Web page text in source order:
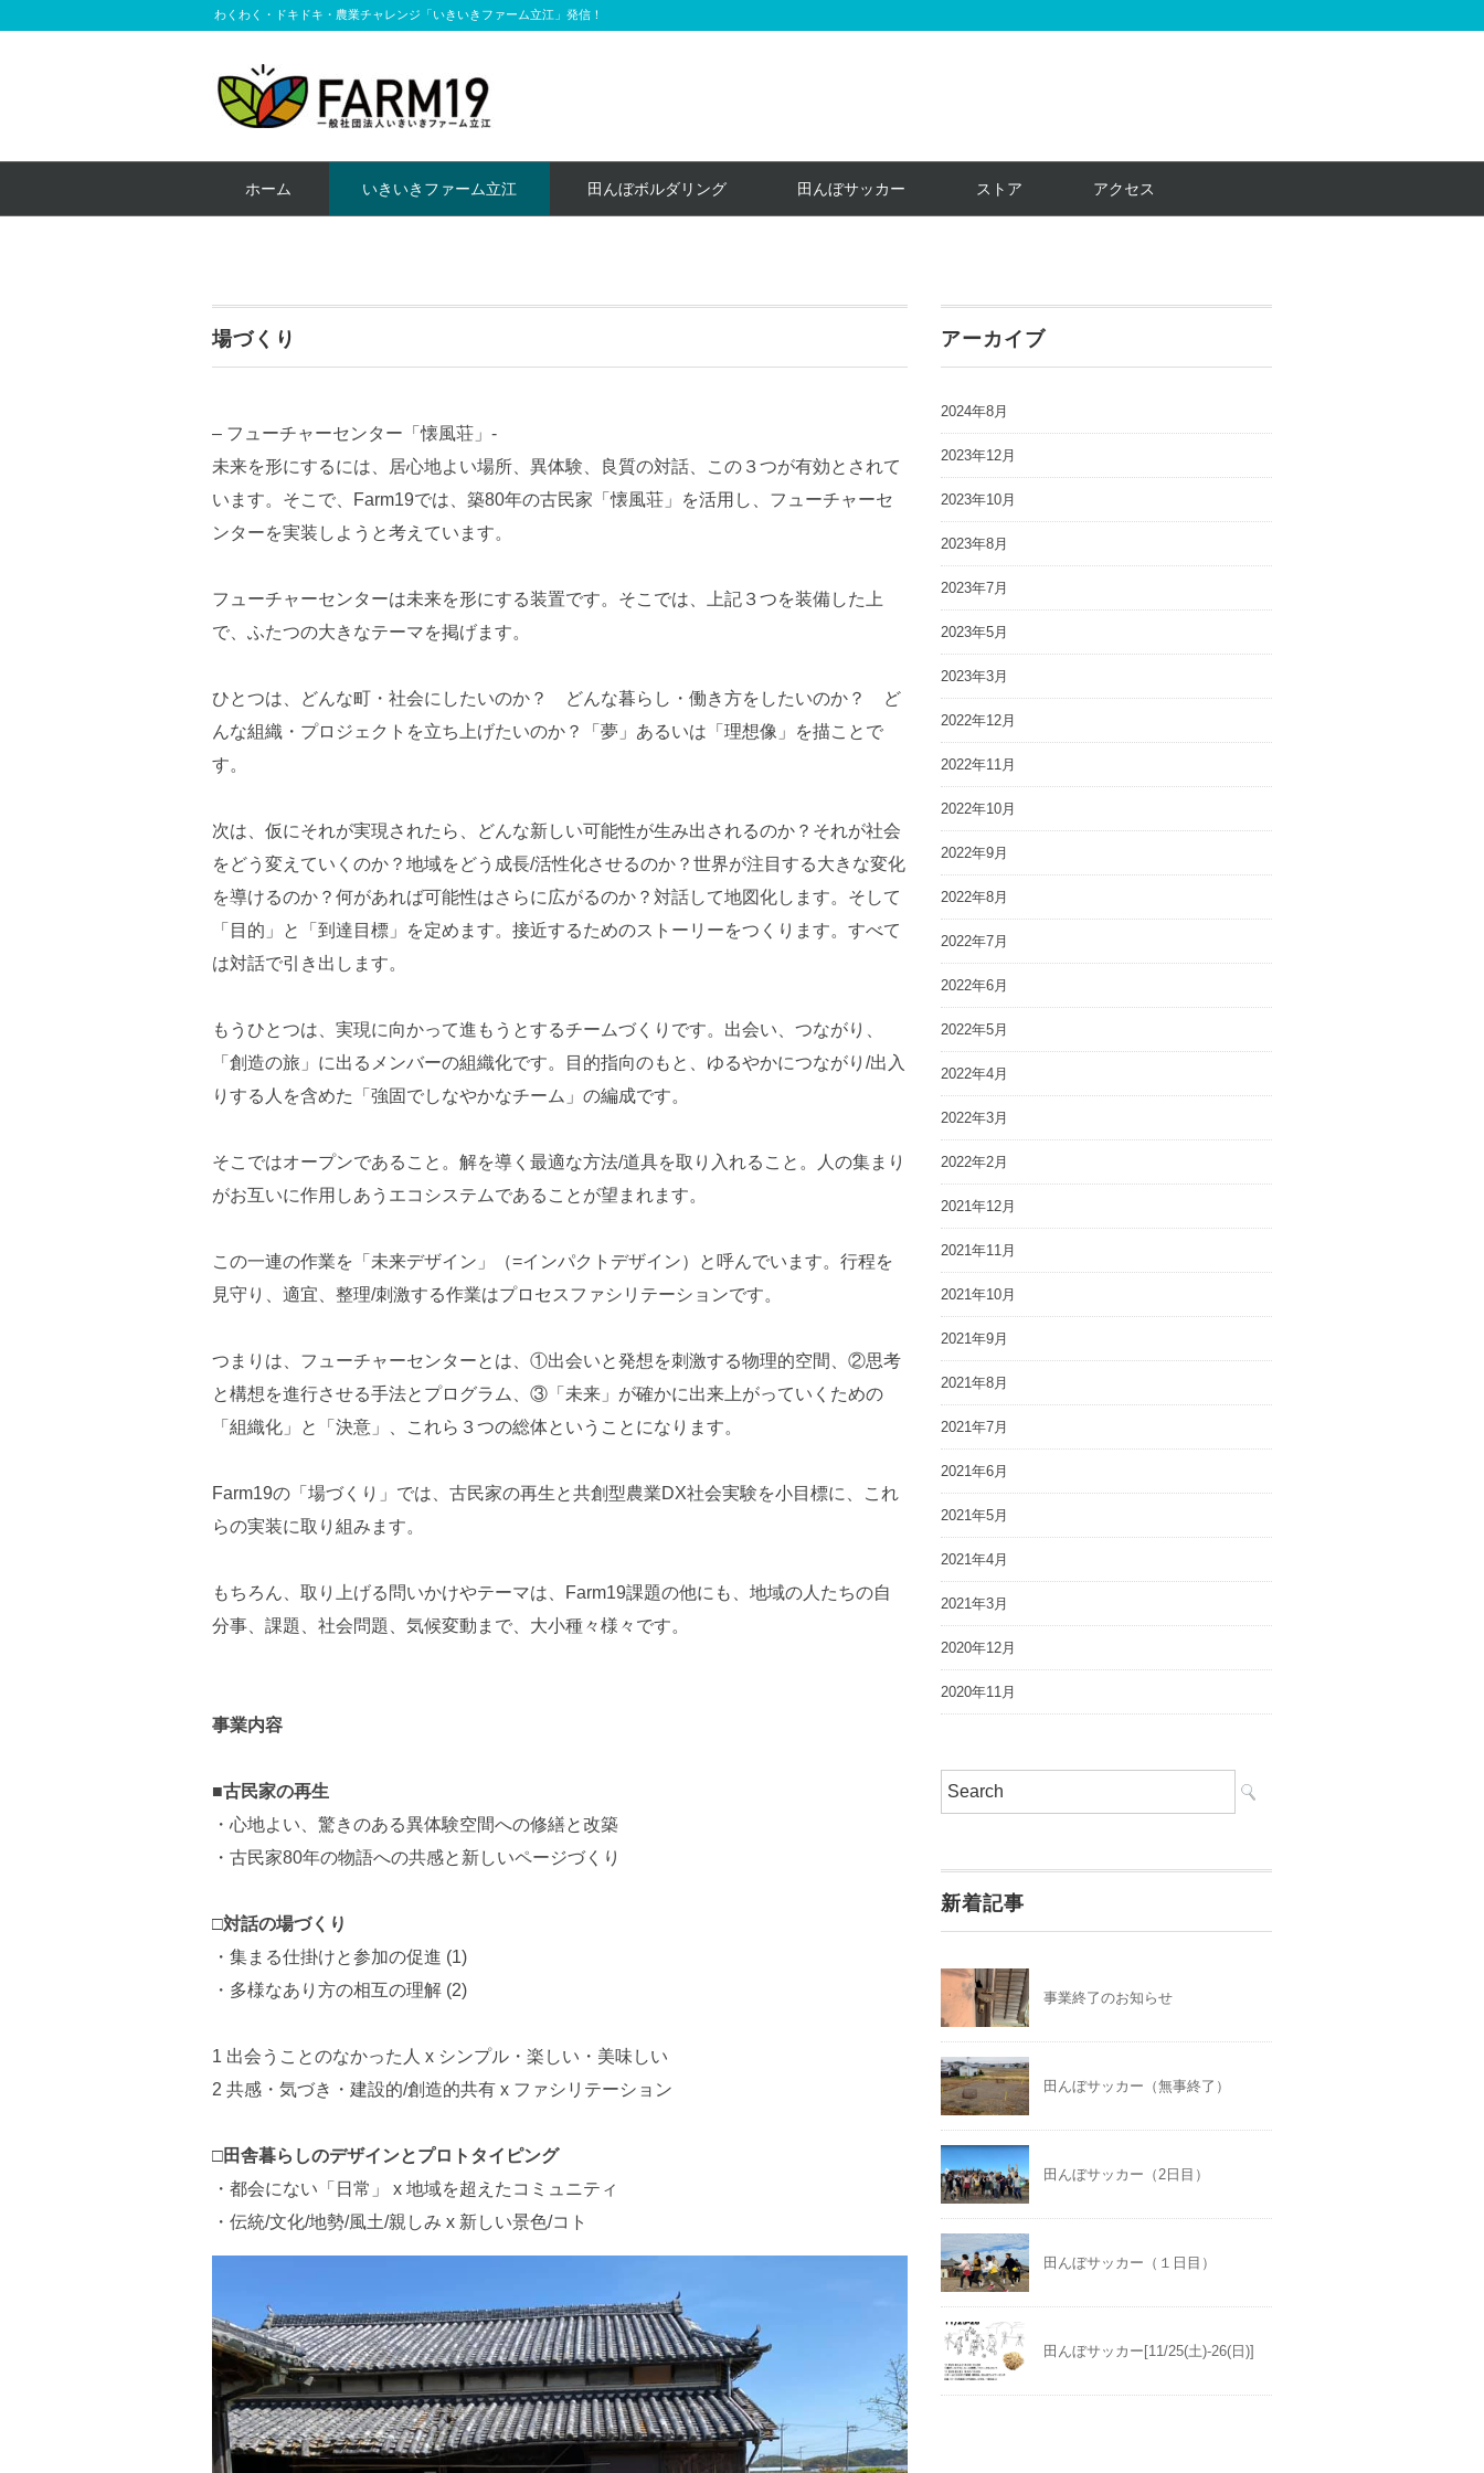
わくわく・ドキドキ・農業チャレンジ「いきいきファーム立江」発信！
ホーム いきいきファーム立江 田んぼボルダリング 田んぼサッカー ストア アクセス
場づくり
– フューチャーセンター「懐風荘」-
未来を形にするには、居心地よい場所、異体験、良質の対話、この３つが有効とされて
います。そこで、Farm19では、築80年の古民家「懐風荘」を活用し、フューチャーセ
ンターを実装しようと考えています。
フューチャーセンターは未来を形にする装置です。そこでは、上記３つを装備した上
で、ふたつの大きなテーマを掲げます。
ひとつは、どんな町・社会にしたいのか？ どんな暮らし・働き方をしたいのか？ ど
んな組織・プロジェクトを立ち上げたいのか？「夢」あるいは「理想像」を描ことで
す。
次は、仮にそれが実現されたら、どんな新しい可能性が生み出されるのか？それが社会
をどう変えていくのか？地域をどう成長/活性化させるのか？世界が注目する大きな変化
を導けるのか？何があれば可能性はさらに広がるのか？対話して地図化します。そして
「目的」と「到達目標」を定めます。接近するためのストーリーをつくります。すべて
は対話で引き出します。
もうひとつは、実現に向かって進もうとするチームづくりです。出会い、つながり、
「創造の旅」に出るメンバーの組織化です。目的指向のもと、ゆるやかにつながり/出入
りする人を含めた「強固でしなやかなチーム」の編成です。
そこではオープンであること。解を導く最適な方法/道具を取り入れること。人の集まり
がお互いに作用しあうエコシステムであることが望まれます。
この一連の作業を「未来デザイン」（=インパクトデザイン）と呼んでいます。行程を
見守り、適宜、整理/刺激する作業はプロセスファシリテーションです。
つまりは、フューチャーセンターとは、①出会いと発想を刺激する物理的空間、②思考
と構想を進行させる手法とプログラム、③「未来」が確かに出来上がっていくための
「組織化」と「決意」、これら３つの総体ということになります。
Farm19の「場づくり」では、古民家の再生と共創型農業DX社会実験を小目標に、これ
らの実装に取り組みます。
もちろん、取り上げる問いかけやテーマは、Farm19課題の他にも、地域の人たちの自
分事、課題、社会問題、気候変動まで、大小種々様々です。
事業内容
■古民家の再生
・心地よい、驚きのある異体験空間への修繕と改築
・古民家80年の物語への共感と新しいページづくり
□対話の場づくり
・集まる仕掛けと参加の促進 (1)
・多様なあり方の相互の理解 (2)
1 出会うことのなかった人 x シンプル・楽しい・美味しい
2 共感・気づき・建設的/創造的共有 x ファシリテーション
□田舎暮らしのデザインとプロトタイピング
・都会にない「日常」 x 地域を超えたコミュニティ
・伝統/文化/地勢/風土/親しみ x 新しい景色/コト
アーカイブ
2024年8月
2023年12月
2023年10月
2023年8月
2023年7月
2023年5月
2023年3月
2022年12月
2022年11月
2022年10月
2022年9月
2022年8月
2022年7月
2022年6月
2022年5月
2022年4月
2022年3月
2022年2月
2021年12月
2021年11月
2021年10月
2021年9月
2021年8月
2021年7月
2021年6月
2021年5月
2021年4月
2021年3月
2020年12月
2020年11月
新着記事
事業終了のお知らせ
田んぼサッカー（無事終了）
田んぼサッカー（2日目）
田んぼサッカー（１日目）
田んぼサッカー[11/25(土)-26(日)]